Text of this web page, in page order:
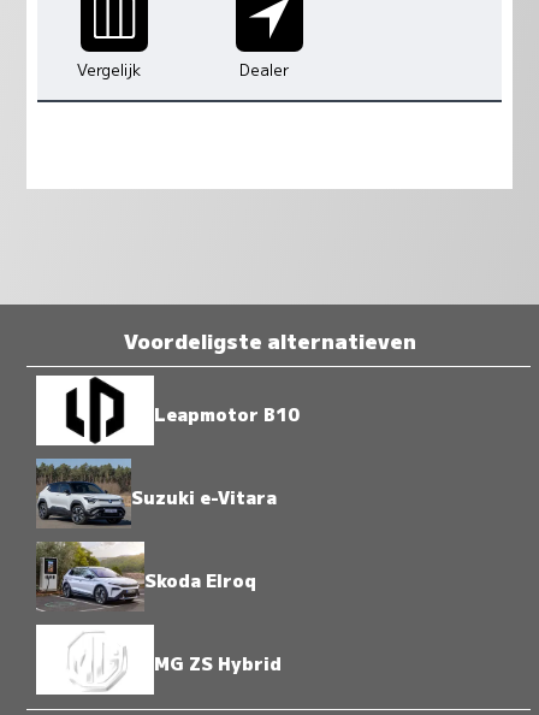
Vergelijk Dealer
Voordeligste alternatieven
Leapmotor B10
Suzuki e-Vitara
Skoda Elroq
MG ZS Hybrid